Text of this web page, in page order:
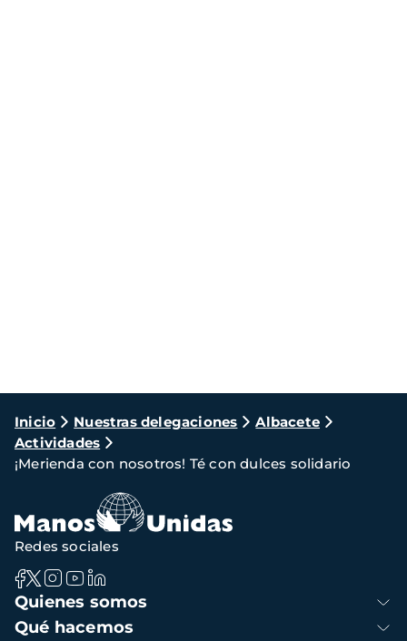
Ruta
de
navegación
Inicio Nuestras delegaciones
Albacete
Actividades
¡Merienda con nosotros! Té con dulces solidario
Navegación
principal
Quienes somos
Qué hacemos
Redes sociales